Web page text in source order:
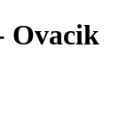
Ovacik